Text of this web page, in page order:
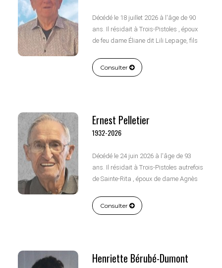
Décédé le 18 juillet 2026 à l'âge de 90
ans. Il résidait à Trois-Pistoles , époux
de feu dame Éliane dit Lili Lepage, fils
dame Bernadette Rioux.
Consulter
Ernest Pelletier
1932-2026
Décédé le 24 juin 2026 à l'âge de 93
ans. Il résidait à Trois-Pistoles autrefois
de Sainte-Rita , époux de dame Agnès
Pelletier et de feu dame Alphonsine
Dupuis.
Consulter
Henriette Bérubé-Dumont